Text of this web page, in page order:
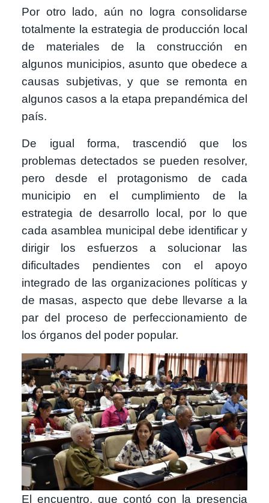
Por otro lado, aún no logra consolidarse
totalmente la estrategia de producción local
de materiales de la construcción en
algunos municipios, asunto que obedece a
causas subjetivas, y que se remonta en
algunos casos a la etapa prepandémica del
país.
De igual forma, trascendió que los
problemas detectados se pueden resolver,
pero desde el protagonismo de cada
municipio en el cumplimiento de la
estrategia de desarrollo local, por lo que
cada asamblea municipal debe identificar y
dirigir los esfuerzos a solucionar las
dificultades pendientes con el apoyo
integrado de las organizaciones políticas y
de masas, aspecto que debe llevarse a la
par del proceso de perfeccionamiento de
los órganos del poder popular.
Image
El encuentro, que contó con la presencia